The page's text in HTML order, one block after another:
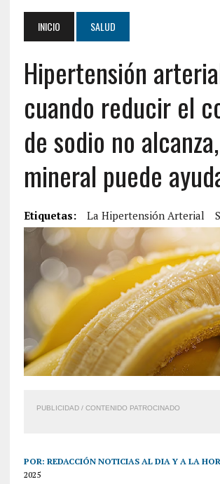
INICIO SALUD
Hipertensión
cuando reducir el
de sodio no
mineral puede
Etiquetas: La Hipertensión Arterial
PUBLICIDAD / CONTENIDO PATROCINADO
POR: REDACCIÓN NOTICIAS AL DIA Y A LA
2025